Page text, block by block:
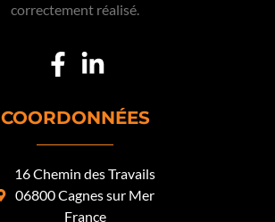
correctement réalisé.
COORDONNÉES
16 Chemin des Travails
06800 Cagnes sur Mer
France